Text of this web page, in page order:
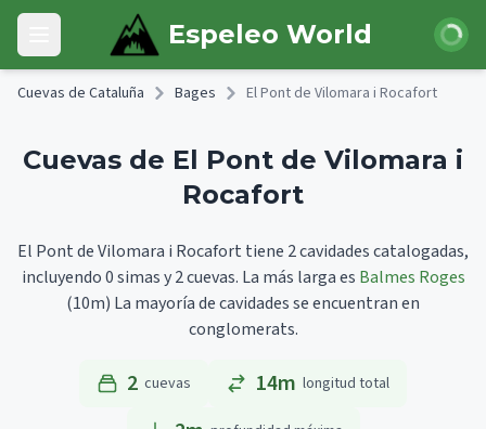
Skip to main content
Open main menu Espeleo World Iniciar
Cuevas de Cataluña Bages El Pont de Vilomara i Rocafort
Cuevas de El Pont de Vilomara i
Rocafort
El Pont de Vilomara i Rocafort tiene 2 cavidades catalogadas,
incluyendo 0 simas y 2 cuevas. La más larga es Balmes Roges
(10m) La mayoría de cavidades se encuentran en
conglomerats.
2 cuevas 14m longitud total